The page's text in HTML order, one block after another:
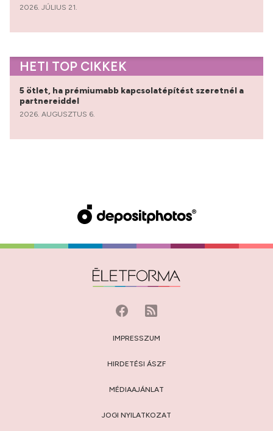
2026. JÚLIUS 21.
HETI TOP CIKKEK
5 ötlet, ha prémiumabb kapcsolatépítést szeretnél a
partnereiddel
2026. AUGUSZTUS 6.
IMPRESSZUM
HIRDETÉSI ÁSZF
MÉDIAAJÁNLAT
JOGI NYILATKOZAT